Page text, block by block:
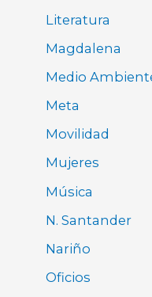
Literatura
Magdalena
Medio
Meta
Movilidad
Mujeres
Música
N. Santander
Nariño
Oficios